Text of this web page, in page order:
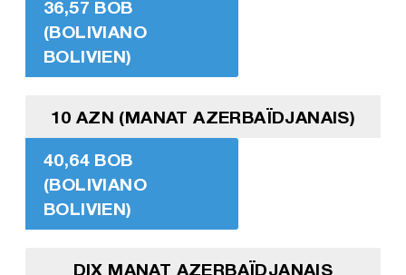
36,57 BOB
(BOLIVIANO
BOLIVIEN)
10 AZN (MANAT AZERBAÏDJANAIS)
40,64 BOB
(BOLIVIANO
BOLIVIEN)
DIX MANAT AZERBAÏDJANAIS